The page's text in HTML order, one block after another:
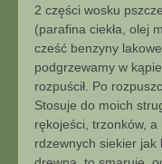
z
D
2 części wosku
(parafina ciekła, olej
cześć benzyny
podgrzewamy w
rozpuścił. Po
Stosuje do moich
rękojeści, trzonków,
rdzewnych siekier jak